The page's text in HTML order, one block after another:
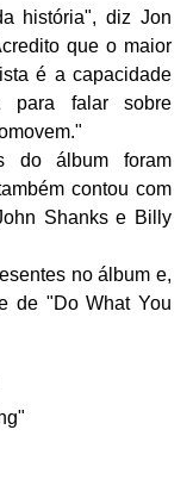
história", diz Jon
que o maior
é a capacidade
falar sobre
do álbum foram
contou com
Shanks e Billy
no álbum e,
de "Do What You